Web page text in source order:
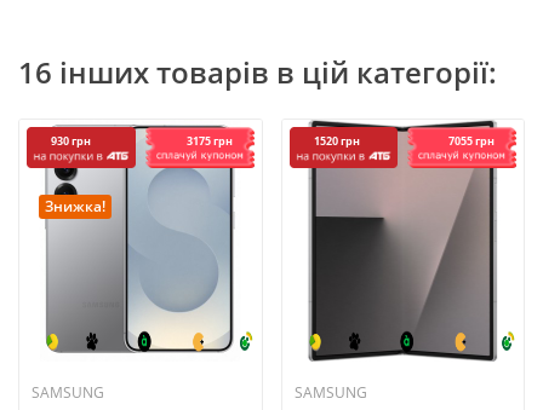
16 інших товарів в цій категорії:
930 грн 3175 грн
Знижка!
SAMSUNG
1520 грн 7055 грн
SAMSUNG